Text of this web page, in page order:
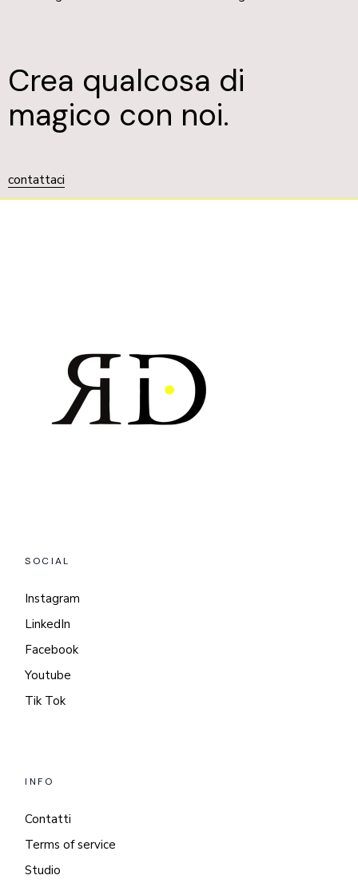
Crea qualcosa di
magico con noi.
contattaci
SOCIAL
Instagram
LinkedIn
Facebook
Youtube
Tik Tok
INFO
Contatti
Terms of service
Studio